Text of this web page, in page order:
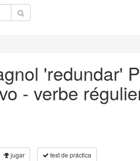
'redundar'
- verbe
jugar test de práctica